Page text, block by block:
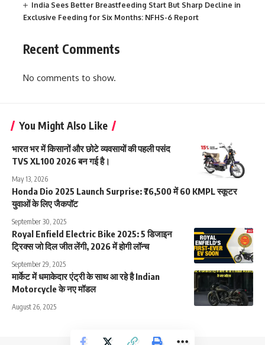
India Sees Better Breastfeeding Start But Sharp Decline in
Exclusive Feeding for Six Months: NFHS-6 Report
Recent Comments
No comments to show.
You Might Also Like
भारत भर में किसानों और छोटे व्यवसायों की पहली पसंद
TVS XL100 2026 बन गई है।
May 13, 2026
Honda Dio 2025 Launch Surprise: ₹76,500 में 60 KMPL स्कूटर
युवाओं के लिए जैकपॉट
September 30, 2025
Royal Enfield Electric Bike 2025: 5 डिजाइन
ट्रिक्स जो दिल जीत लेंगी, 2026 में होगी लॉन्च
September 29, 2025
मार्केट में धमाकेदार एंट्री के साथ आ रहे है Indian
Motorcycle के नए मॉडल
August 26, 2025